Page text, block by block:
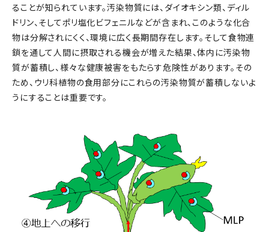
ることが知られています。汚染物質には、ダイオキシン類、ディル
ドリン、そしてポリ塩化ビフェニルなどが含まれ、このような化合
物は分解されにくく、環境に広く長期間存在します。そして食物連
鎖を通して人間に摂取される機会が増えた結果、体内に汚染物
質が蓄積し、様々な健康被害をもたらす危険性があります。その
ため、ウリ科植物の食用部分にこれらの汚染物質が蓄積しないよ
うにすることは重要です。